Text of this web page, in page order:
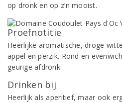
op dronk en op z’n mooist.
Proefnotitie
Heerlijke aromatische, droge
appel en perzik. Rond en
geurige afdronk.
Drinken bij
Heerlijk als aperitief, maar ook